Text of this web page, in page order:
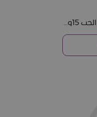
نويت جاكيت الجلدية مع قلب الحب 15وردة